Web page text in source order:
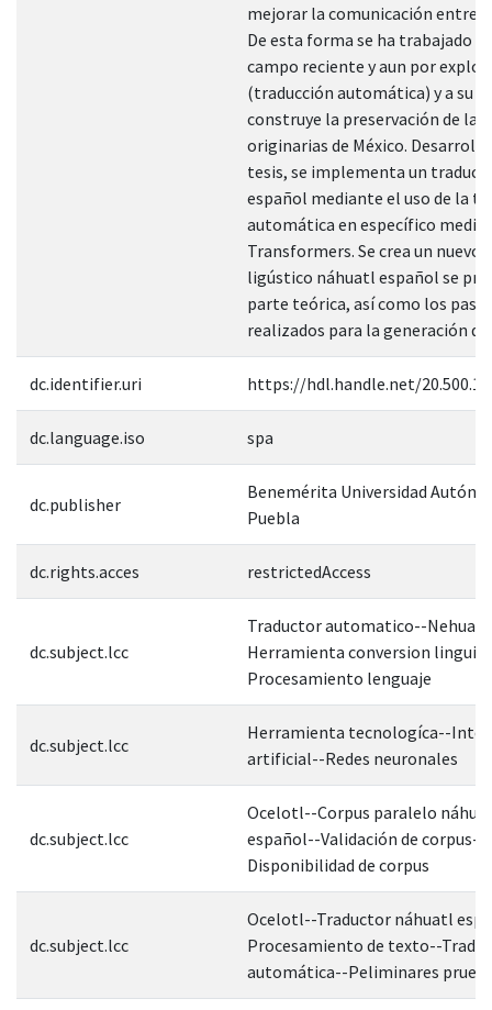
mejorar la comunicación entre
De esta forma se ha trabajado
campo reciente y aun por
(traducción automática) y a su
construye la preservación de las
originarias de México.
tesis, se implementa un
español mediante el uso de la
automática en específico
Transformers. Se crea un nuevo
ligústico náhuatl español se
parte teórica, así como los
realizados para la generación de
dc.identifier.uri https://hdl.handle.net/
dc.language.iso spa
dc.publisher
Benemérita Universidad
Puebla
dc.rights.acces restrictedAccess
dc.subject.lcc
Traductor automatico--
Herramienta conversion
Procesamiento lenguaje
dc.subject.lcc
Herramienta tecnologíca--
artificial--Redes neuronales
dc.subject.lcc
Ocelotl--Corpus paralelo
español--Validación de corpus--
Disponibilidad de corpus
dc.subject.lcc
Ocelotl--Traductor náhuatl
Procesamiento de texto--
automática--Peliminares